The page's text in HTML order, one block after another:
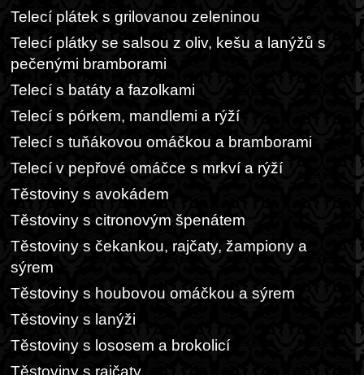
Telecí plátek s grilovanou zeleninou
Telecí plátky se salsou z oliv, kešu a lanýžů s
pečenými bramborami
Telecí s batáty a fazolkami
Telecí s pórkem, mandlemi a rýží
Telecí s tuňákovou omáčkou a bramborami
Telecí v pepřové omáčce s mrkví a rýží
Těstoviny s avokádem
Těstoviny s citronovým špenátem
Těstoviny s čekankou, rajčaty, žampiony a
sýrem
Těstoviny s houbovou omáčkou a sýrem
Těstoviny s lanýži
Těstoviny s lososem a brokolicí
Těstoviny s rajčaty